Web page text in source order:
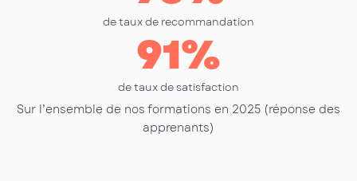
de taux de recommandation
de taux de satisfaction
91%
Sur l’ensemble de nos formations en 2025 (réponse des
apprenants)